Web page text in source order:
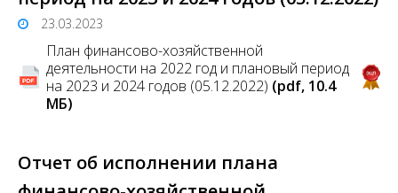
23.03.2023
План финансово-хозяйственной
деятельности на 2022 год и плановый период
на 2023 и 2024 годов (05.12.2022) (pdf, 10.4
MБ)
Отчет об исполнении плана